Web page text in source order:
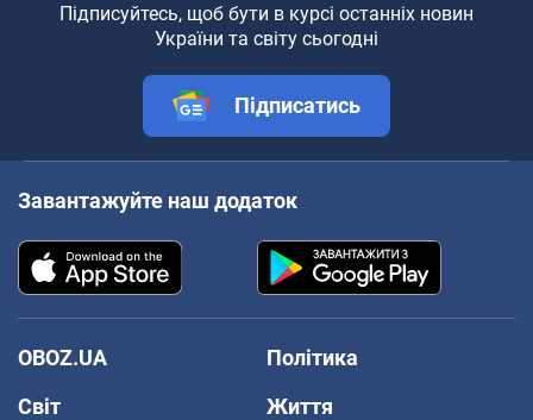
Підписуйтесь, щоб бути в курсі останніх новин
України та світу сьогодні
Підписатись
Завантажуйте наш додаток
OBOZ.UA
Політика
Світ
Життя